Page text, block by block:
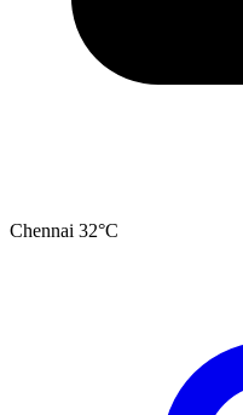
Chennai 32°C